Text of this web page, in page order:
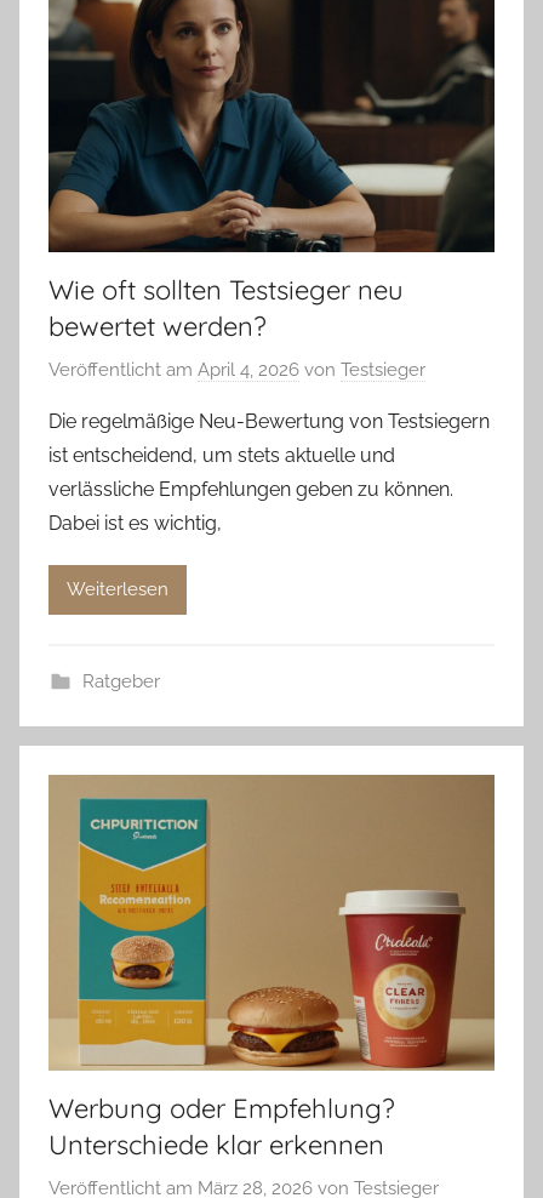
Wie oft sollten Testsieger neu
bewertet werden?
Veröffentlicht am April 4, 2026 von Testsieger
Die regelmäßige Neu-Bewertung von Testsiegern
ist entscheidend, um stets aktuelle und
verlässliche Empfehlungen geben zu können.
Dabei ist es wichtig,
Weiterlesen
Ratgeber
Werbung oder Empfehlung?
Unterschiede klar erkennen
Veröffentlicht am März 28, 2026 von Testsieger